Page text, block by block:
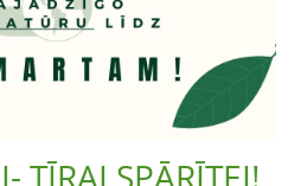
TĪRAI SPĀRĪTEI!